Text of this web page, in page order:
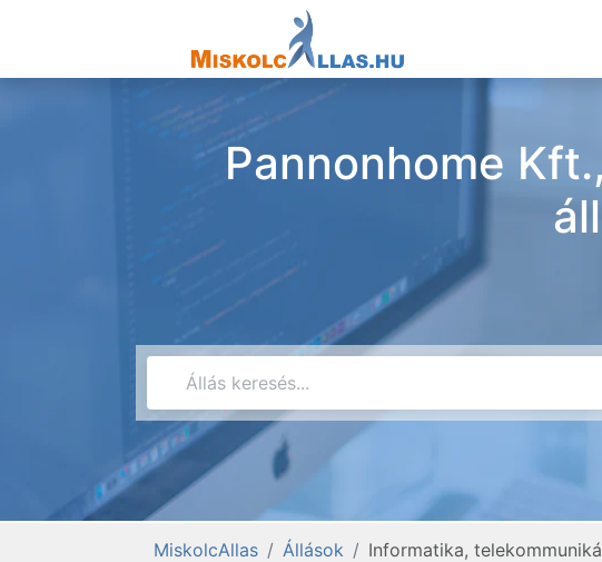
Pannonhome
MiskolcAllas Állások Informatika,